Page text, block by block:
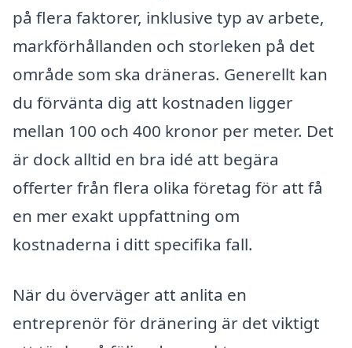
på flera faktorer, inklusive typ av arbete,
markförhållanden och storleken på det
område som ska dräneras. Generellt kan
du förvänta dig att kostnaden ligger
mellan 100 och 400 kronor per meter. Det
är dock alltid en bra idé att begära
offerter från flera olika företag för att få
en mer exakt uppfattning om
kostnaderna i ditt specifika fall.
När du överväger att anlita en
entreprenör för dränering är det viktigt